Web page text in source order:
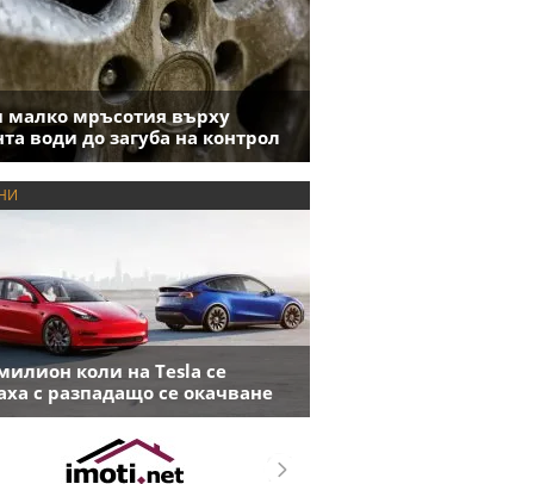
малко мръсотия върху
води до загуба на контрол
коли на Tesla се
с разпадащо се окачване